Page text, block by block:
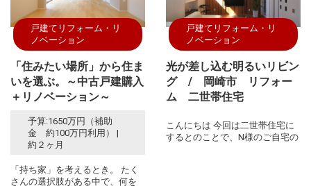
戸建てリフォーム・リ
ノベーション
「住みたい場所」から住ま
いを選ぶ。～中古戸建購入
＋リノベーション～
予算:1650万円（補助
金 約100万円利用） |
約２ヶ月
「持ち家」を考えるとき。 たく
さんの選択肢がある中で、何を
戸建てリフォーム・リ
ノベーション
光が差し込む明るいリビン
グ / 岡崎市 リフォー
ム 二世帯住宅
こんにちは 今回は二世帯住宅に
するとのことで、N様のご自宅の